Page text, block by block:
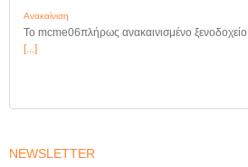
Ανακαίνιση
Το mcme06πλήρως ανακαινισμένο
[...]
NEWSLETTER